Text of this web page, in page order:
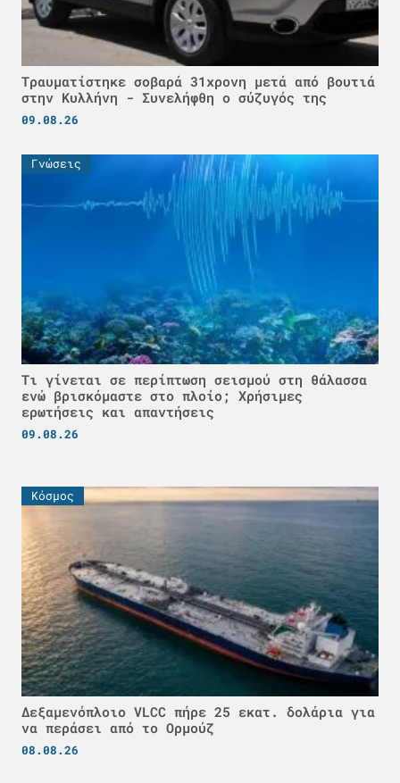
Τραυματίστηκε σοβαρά 31χρονη μετά από βουτιά
στην Κυλλήνη - Συνελήφθη ο σύζυγός της
09.08.26
Γνώσεις
Τι γίνεται σε περίπτωση σεισμού στη θάλασσα
ενώ βρισκόμαστε στο πλοίο; Χρήσιμες
ερωτήσεις και απαντήσεις
09.08.26
Κόσμος
Δεξαμενόπλοιο VLCC πήρε 25 εκατ. δολάρια για
να περάσει από το Ορμούζ
08.08.26